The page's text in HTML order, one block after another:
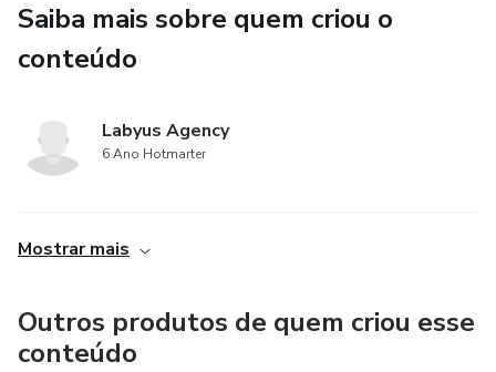
Saiba mais sobre quem criou o
conteúdo
Labyus Agency
6 Ano Hotmarter
Mostrar mais
Outros produtos de quem criou esse
conteúdo